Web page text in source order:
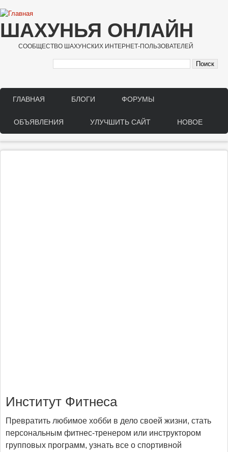
Перейти к основному содержанию
ШАХУНЬЯ ОНЛАЙН
СООБЩЕСТВО ШАХУНСКИХ ИНТЕРНЕТ-ПОЛЬЗОВАТЕЛЕЙ
Main menu
ГЛАВНАЯ БЛОГИ ФОРУМЫ
ОБЪЯВЛЕНИЯ УЛУЧШИТЬ САЙТ НОВОЕ
Институт Фитнеса
Превратить любимое хобби в дело своей жизни, стать
персональным фитнес-тренером или инструктором
групповых программ, узнать все о спортивной